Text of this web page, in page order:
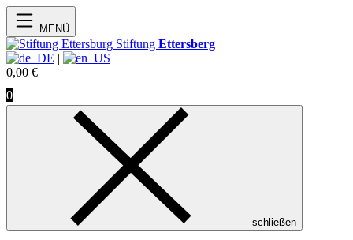
MENÜ
Stiftung Ettersberg
|
0,00 €
0
schließen